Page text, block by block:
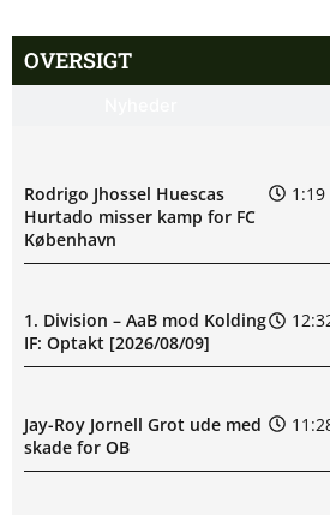
OVERSIGT
Rodrigo Jhossel Huescas
Hurtado misser kamp for FC
København
1. Division – AaB mod Kolding
IF: Optakt [2026/08/09]
Jay-Roy Jornell Grot ude med
skade for OB